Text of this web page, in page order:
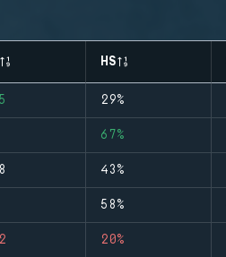
HS
29%
67%
43%
58%
20%